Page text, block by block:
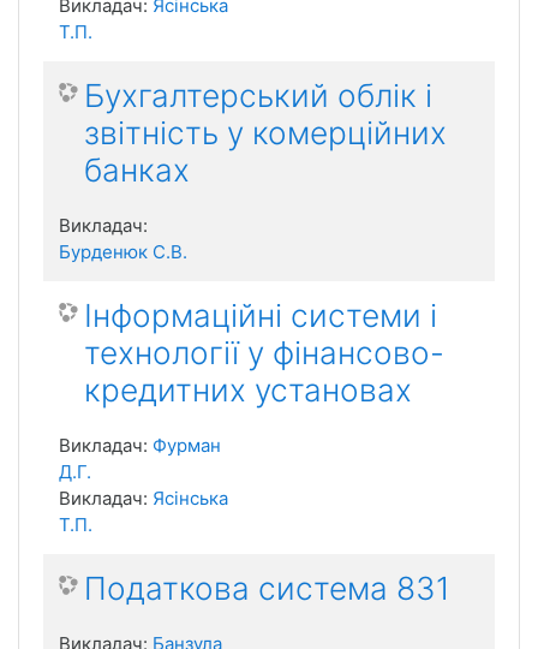
Викладач: Ясінська
Т.П.
Бухгалтерський облік і
звітність у комерційних
банках
Викладач:
Бурденюк С.В.
Інформаційні системи і
технології у фінансово-
кредитних установах
Викладач: Фурман
Д.Г.
Викладач: Ясінська
Т.П.
Податкова система 831
Викладач: Банзула